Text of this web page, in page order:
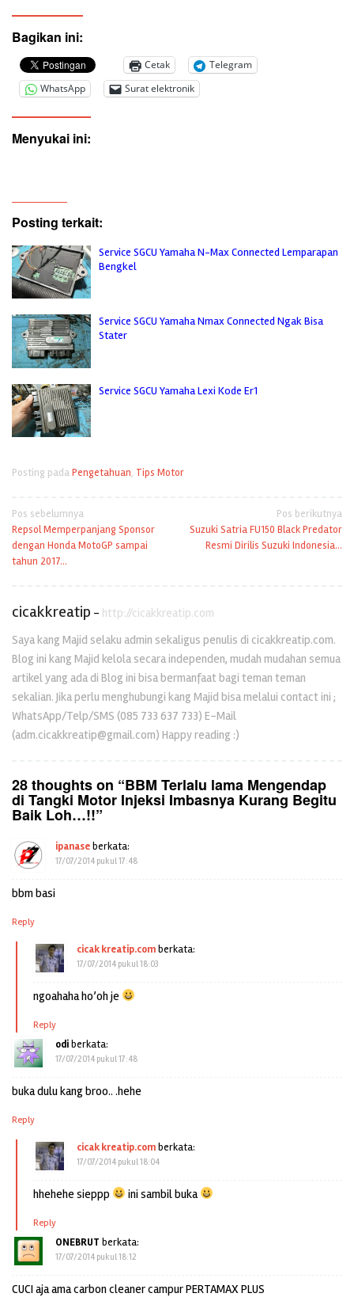
Bagikan ini:
Cetak
Telegram
WhatsApp
Surat elektronik
Menyukai ini:
Posting terkait:
Service SGCU Yamaha N-Max Connected Lemparapan
Bengkel
Service SGCU Yamaha Nmax Connected Ngak Bisa
Stater
Service SGCU Yamaha Lexi Kode Er1
Posting padaPengetahuan, Tips Motor
Navigasi
pos
Pos sebelumnya
Repsol Memperpanjang Sponsor
dengan Honda MotoGP sampai
tahun 2017…
Pos berikutnya
Suzuki Satria FU150 Black Predator
Resmi Dirilis Suzuki Indonesia…
cicakkreatip - http://cicakkreatip.com
Saya kang Majid selaku admin sekaligus penulis di cicakkreatip.com.
Blog ini kang Majid kelola secara independen, mudah mudahan semua
artikel yang ada di Blog ini bisa bermanfaat bagi teman teman
sekalian. Jika perlu menghubungi kang Majid bisa melalui contact ini ;
WhatsApp/Telp/SMS (085 733 637 733) E-Mail
(adm.cicakkreatip@gmail.com) Happy reading :)
28 thoughts on “BBM Terlalu lama Mengendap
di Tangki Motor Injeksi Imbasnya Kurang Begitu
Baik Loh…!!”
ipanaseberkata:
17/07/2014 pukul 17:48
bbm basi
Reply
cicak kreatip.comberkata:
17/07/2014 pukul 18:03
ngoahaha ho’oh je
Reply
odiberkata:
17/07/2014 pukul 17:48
buka dulu kang broo.. .hehe
Reply
cicak kreatip.comberkata:
17/07/2014 pukul 18:04
hhehehe sieppp ini sambil buka
Reply
ONEBRUT berkata:
17/07/2014 pukul 18:12
CUCI aja ama carbon cleaner campur PERTAMAX PLUS